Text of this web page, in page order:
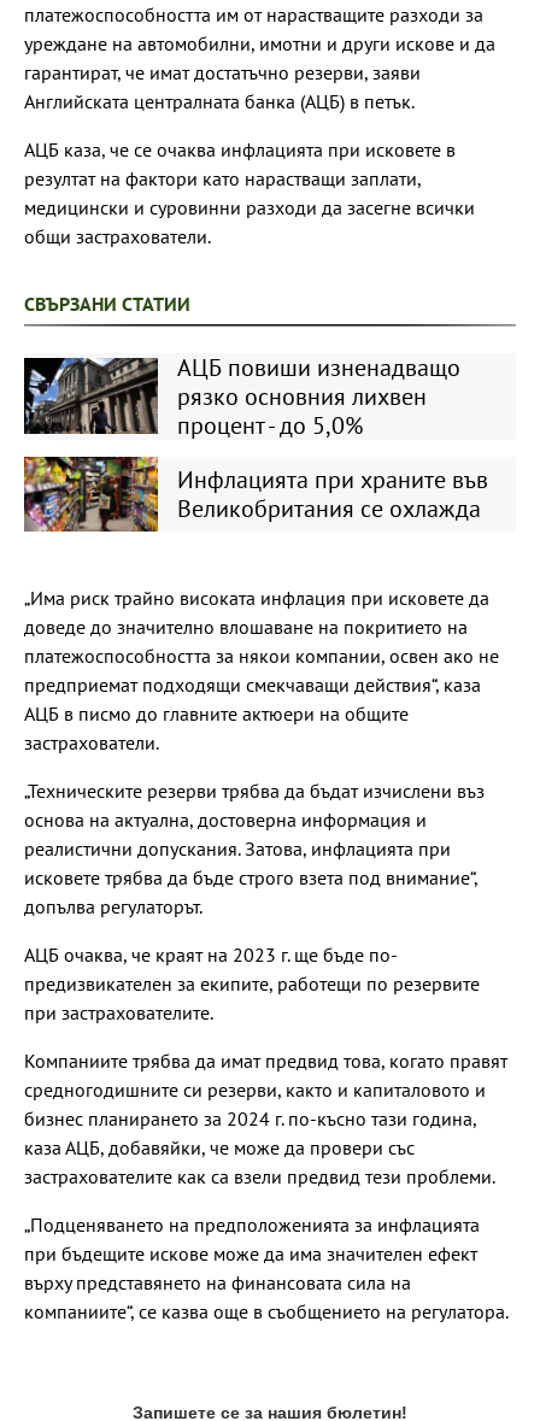
платежоспособността им от нарастващите разходи за
уреждане на автомобилни, имотни и други искове и да
гарантират, че имат достатъчно резерви, заяви
Английската централната банка (АЦБ) в петък.
АЦБ каза, че се очаква инфлацията при исковете в
резултат на фактори като нарастващи заплати,
медицински и суровинни разходи да засегне всички
общи застрахователи.
СВЪРЗАНИ СТАТИИ
АЦБ повиши изненадващо
рязко основния лихвен
процент - до 5,0%
Инфлацията при храните във
Великобритания се охлажда
„Има риск трайно високата инфлация при исковете да
доведе до значително влошаване на покритието на
платежоспособността за някои компании, освен ако не
предприемат подходящи смекчаващи действия“, каза
АЦБ в писмо до главните актюери на общите
застрахователи.
„Техническите резерви трябва да бъдат изчислени въз
основа на актуална, достоверна информация и
реалистични допускания. Затова, инфлацията при
исковете трябва да бъде строго взета под внимание“,
допълва регулаторът.
АЦБ очаква, че краят на 2023 г. ще бъде по-
предизвикателен за екипите, работещи по резервите
при застрахователите.
Компаниите трябва да имат предвид това, когато правят
средногодишните си резерви, както и капиталовото и
бизнес планирането за 2024 г. по-късно тази година,
каза АЦБ, добавяйки, че може да провери със
застрахователите как са взели предвид тези проблеми.
„Подценяването на предположенията за инфлацията
при бъдещите искове може да има значителен ефект
върху представянето на финансовата сила на
компаниите“, се казва още в съобщението на регулатора.